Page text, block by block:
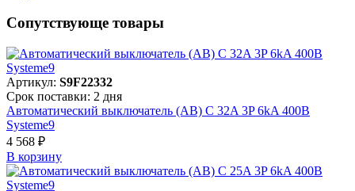
Сопутствующе товары
Артикул: S9F22332
Срок поставки: 2 дня
Автоматический выключатель (АВ) C 32A 3P 6kA 400В
Systeme9
4 568 ₽
В корзинy